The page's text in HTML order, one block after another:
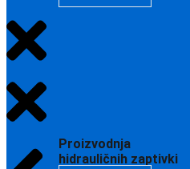
Proizvodnja
hidrauličnih zaptivki